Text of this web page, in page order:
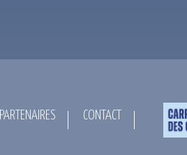
PARTENAIRES CONTACT